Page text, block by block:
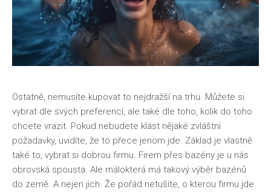
Ostatně, nemusíte kupovat to nejdražší na trhu. Můžete si
vybrat dle svých preferencí, ale také dle toho, kolik do toho
chcete vrazit. Pokud nebudete klást nějaké zvláštní
požadavky, uvidíte, že to přece jenom jde. Základ je vlastně
také to, vybrat si dobrou firmu. Firem přes bazény je u nás
obrovská spousta. Ale málokterá má takový výběr bazénů
do země. A nejen jich. Že pořád netušíte, o kterou firmu jde.